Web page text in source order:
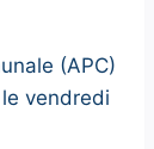
(APC)
vendredi